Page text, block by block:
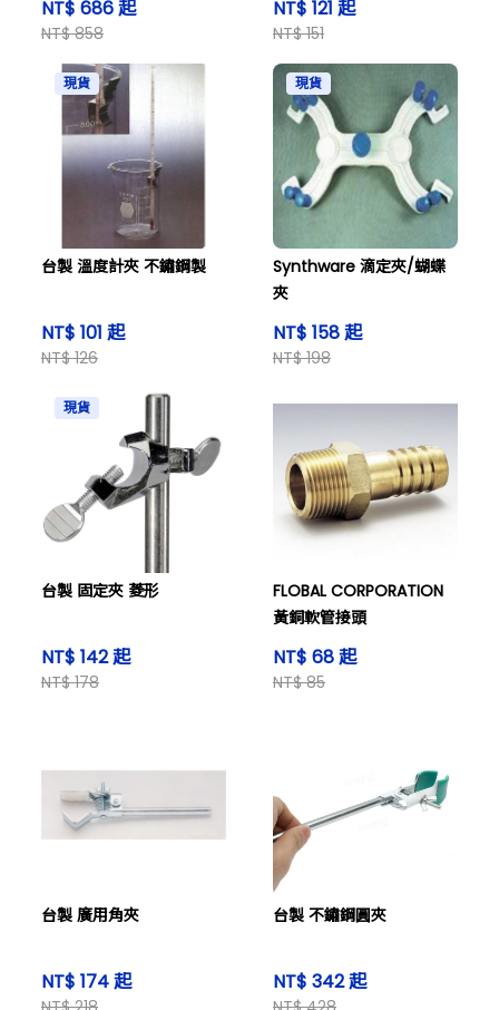
NT$ 686 起
NT$ 858
NT$ 121 起
NT$ 151
現貨
台製 溫度計夾 不鏽鋼製
NT$ 101 起
NT$ 126
現貨
Synthware 滴定夾/蝴蝶
夾
NT$ 158 起
NT$ 198
現貨
台製 固定夾 菱形
NT$ 142 起
NT$ 178
FLOBAL CORPORATION
黃銅軟管接頭
NT$ 68 起
NT$ 85
台製 廣用角夾
NT$ 174 起
台製 不鏽鋼圓夾
NT$ 342 起